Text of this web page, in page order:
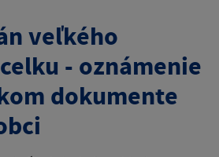
veľkého
- oznámenie
dokumente